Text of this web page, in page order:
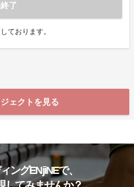
了
ております。
ェクトを見る
ングENjiNEで、